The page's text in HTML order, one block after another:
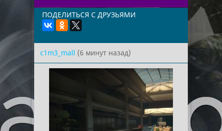
ПОДЕЛИТЬСЯ С ДРУЗЬЯМИ
c1m3_mall (6 минут назад)